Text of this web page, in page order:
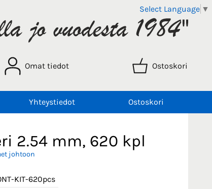
Select Language ▼
Omat tiedot Ostoskori
Yhteystiedot Ostoskori
2.54 mm, 620 kpl
johtoon
KIT-620pcs